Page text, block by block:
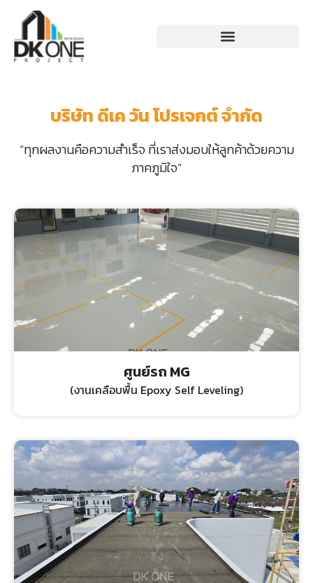
บริษัท ดีเค วัน โปรเจกต์ จำกัด
“ทุกผลงานคือความสำเร็จ ที่เราส่งมอบให้ลูกค้าด้วยความ
ภาคภูมิใจ”
ศูนย์รถ MG
(งานเคลือบพื้น Epoxy Self Leveling)